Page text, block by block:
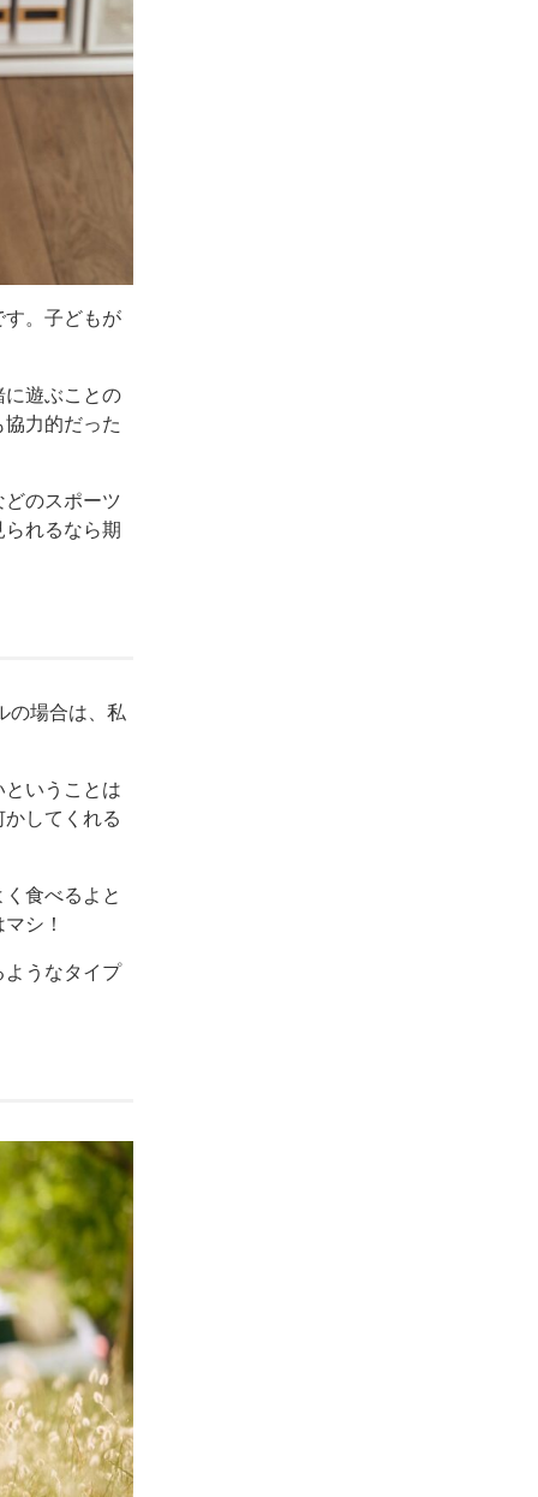
す。子どもが
に遊ぶことの
力的だった
のスポーツ
れるなら期
の場合は、私
いうことは
してくれる
食べるよと
シ！
ようなタイプ